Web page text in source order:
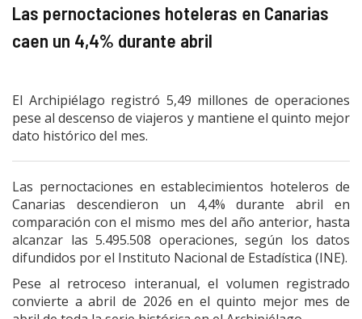
Las pernoctaciones hoteleras en Canarias
caen un 4,4% durante abril
El Archipiélago registró 5,49 millones de operaciones
pese al descenso de viajeros y mantiene el quinto mejor
dato histórico del mes.
Las pernoctaciones en establecimientos hoteleros de
Canarias descendieron un 4,4% durante abril en
comparación con el mismo mes del año anterior, hasta
alcanzar las 5.495.508 operaciones, según los datos
difundidos por el Instituto Nacional de Estadística (INE).
Pese al retroceso interanual, el volumen registrado
convierte a abril de 2026 en el quinto mejor mes de